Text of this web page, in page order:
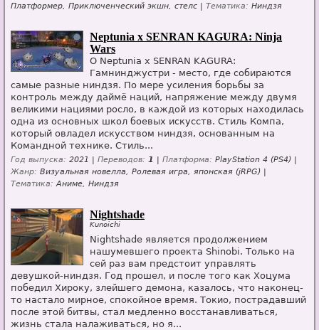
Платформер, Приключенческий экшн, стелс | Тематика: Ниндзя
Neptunia x SENRAN KAGURA: Ninja
Wars
О Neptunia x SENRAN KAGURA:
Гамнинджустри - место, где собираются
самые разные ниндзя. По мере усиления борьбы за
контроль между даймё наций, напряжение между двумя
великими нациями росло, в каждой из которых находилась
одна из основных школ боевых искусств. Стиль Компа,
который овладел искусством ниндзя, основанным на
Командной технике. Стиль...
Год выпуска: 2021 | Переводов: 1 | Платформа: PlayStation 4 (PS4) |
Жанр: Визуальная новелла, Ролевая игра, японская (jRPG) |
Тематика: Аниме, Ниндзя
Nightshade
Kunoichi
Nightshade является продолжением
нашумевшего проекта Shinobi. Только на
сей раз вам предстоит управлять
девушкой-ниндзя. Год прошел, и после того как Хоцума
победил Хироку, злейшего демона, казалось, что наконец-
то настало мирное, спокойное время. Токио, пострадавший
после этой битвы, стал медленно восстанавливаться,
жизнь стала налаживаться, но я...